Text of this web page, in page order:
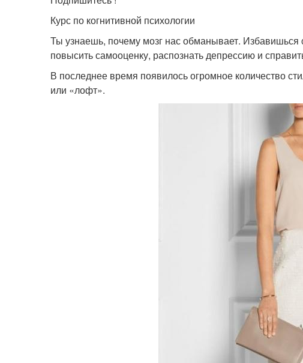
Курс по когнитивной психологии
Ты узнаешь, почему мозг нас обманывает. Избавишься
повысить самооценку, распознать депрессию и
В последнее время появилось огромное количество
или «лофт».